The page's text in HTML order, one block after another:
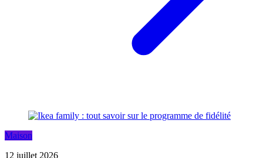
Maison
12 juillet 2026